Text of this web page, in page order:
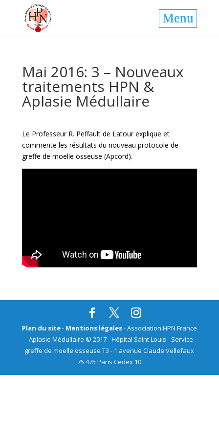
Mai 2016: 3 – Nouveaux
traitements HPN &
Aplasie Médullaire
Le Professeur R. Peffault de Latour explique et
commente les résultats du nouveau protocole de
greffe de moelle osseuse (Apcord).
Plan du site- Mentions légales- Association HPN France
- Aplasie Médullaire © 2017 - Hôpital Saint Louis - Service
greffe de moelle osseuse T3 - 1 avenue Claude Vellefaux
75 475 Paris Cedex 10